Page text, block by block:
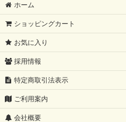
ホーム
ショッピングカート
お気に入り
採用情報
特定商取引法表示
ご利用案内
会社概要